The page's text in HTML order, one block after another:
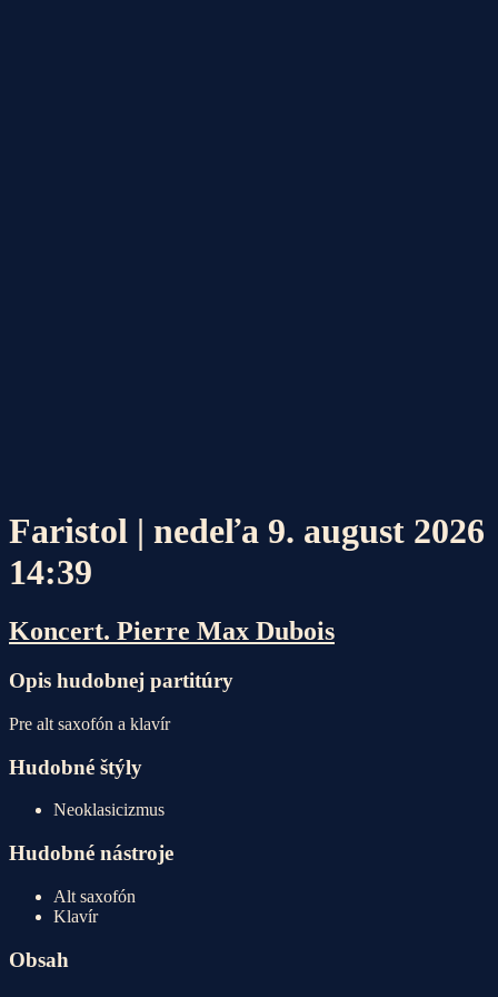
Faristol | nedeľa 9. august 2026
14:39
Koncert. Pierre Max Dubois
Opis hudobnej partitúry
Pre alt saxofón a klavír
Hudobné štýly
Neoklasicizmus